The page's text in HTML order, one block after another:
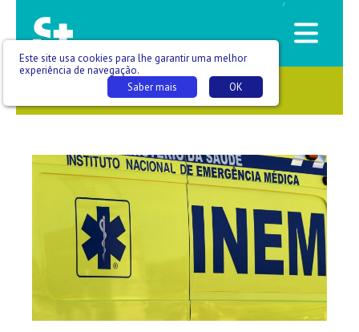
/
SAÚDE QUE SE VÊ
Este site usa cookies para lhe garantir uma melhor
experiência de navegação.
OK
Saber mais